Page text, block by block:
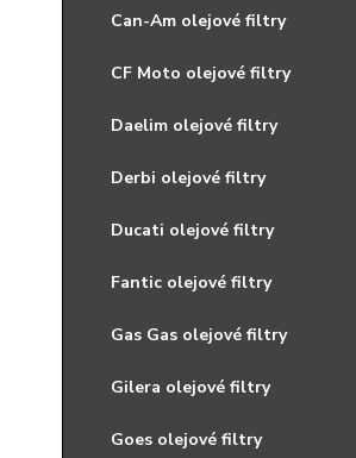
Can-Am olejové filtry
CF Moto olejové filtry
Daelim olejové filtry
Derbi olejové filtry
Ducati olejové filtry
Fantic olejové filtry
Gas Gas olejové filtry
Gilera olejové filtry
Goes olejové filtry